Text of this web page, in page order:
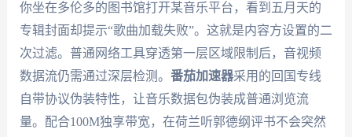
你坐在多伦多的图书馆打开某音乐平台，看到五月天的
专辑封面却提示“歌曲加载失败”。这就是内容方设置的二
次过滤。普通网络工具穿透第一层区域限制后，音视频
数据流仍需通过深层检测。 番茄加速器采用的回国专线
自带协议伪装特性，让音乐数据包伪装成普通浏览流
量。配合100M独享带宽，在荷兰听郭德纲评书不会突然